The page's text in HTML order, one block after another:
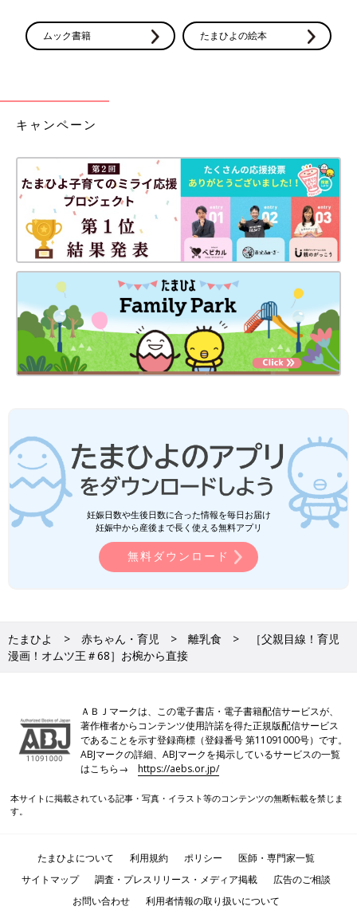
ムック書籍 たまひよの絵本
キャンペーン
妊娠日数や生後日数に合った情報を毎日お届け
妊娠中から産後まで長く使える無料アプリ
無料ダウンロード
たまひよ 赤ちゃん・育児 離乳食
［父親目線！育児
漫画！オムツ王＃68］お椀から直接
ＡＢＪマークは、この電子書店・電子書籍配信サービスが、
著作権者からコンテンツ使用許諾を得た正規版配信サービス
であることを示す登録商標（登録番号 第11091000号）です。
ABJマークの詳細、ABJマークを掲示しているサービスの一覧
はこちら→https://aebs.or.jp/
本サイトに掲載されている記事・写真・イラスト等のコンテンツの無断転載を禁じま
す。
たまひよについて 利用規約 ポリシー
医師・専門家一覧
サイトマップ
調査・プレスリリース・メディア掲載
広告のご相談
お問い合わせ
利用者情報の取り扱いについて